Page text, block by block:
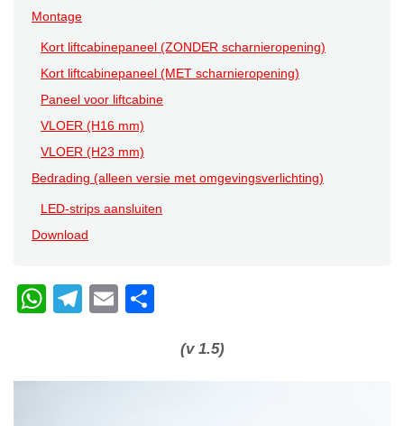
Montage
Kort liftcabinepaneel (ZONDER scharnieropening)
Kort liftcabinepaneel (MET scharnieropening)
Paneel voor liftcabine
VLOER (H16 mm)
VLOER (H23 mm)
Bedrading (alleen versie met omgevingsverlichting)
LED-strips aansluiten
Download
W
s
T
gr
E
di
(v 1.5)